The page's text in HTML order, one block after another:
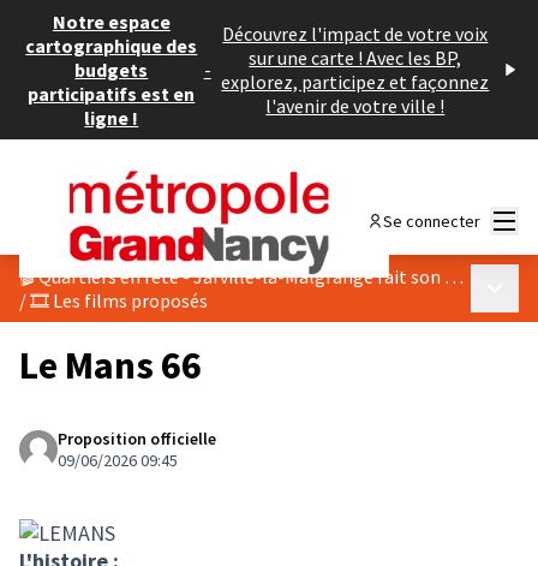
Notre espace
cartographique des
budgets
participatifs est en
ligne !
-
Découvrez l'impact de votre voix
sur une carte ! Avec les BP,
explorez, participez et façonnez
l'avenir de votre ville !
Se connecter
🎬 Quartiers en fête - Jarville-la-Malgrange fait son cinéma 2026
/🎞️ Les films proposés
Le Mans 66
Proposition officielle
09/06/2026 09:45